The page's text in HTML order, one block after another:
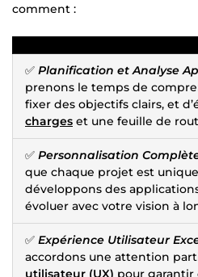
comment :
✅ Planification et Analyse
prenons le temps de
fixer des objectifs clairs, et
charges et une feuille de
✅ Personnalisation
que chaque projet est
développons des
évoluer avec votre vision à
✅ Expérience Utilisateur
accordons une attention
utilisateur (UX) pour garantir